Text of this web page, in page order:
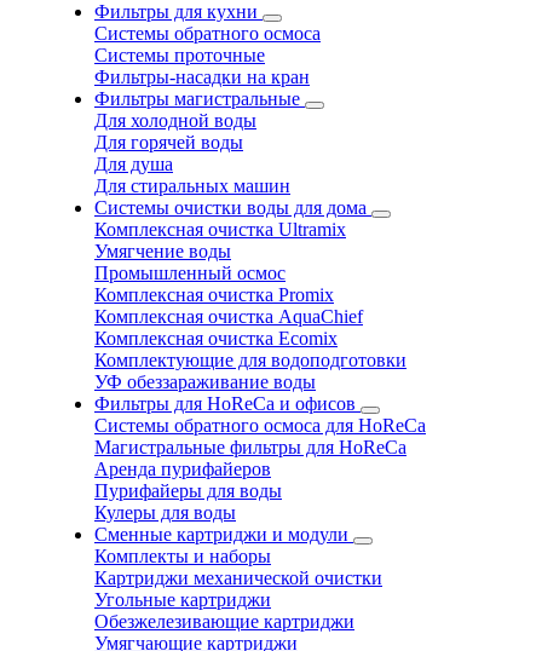
Фильтры для кухни
Системы обратного осмоса
Системы проточные
Фильтры-насадки на кран
Фильтры магистральные
Для холодной воды
Для горячей воды
Для душа
Для стиральных машин
Системы очистки воды для дома
Комплексная очистка Ultramix
Умягчение воды
Промышленный осмос
Комплексная очистка Promix
Комплексная очистка AquaChief
Комплексная очистка Ecomix
Комплектующие для водоподготовки
УФ обеззараживание воды
Фильтры для HoReCa и офисов
Системы обратного осмоса для HoReCa
Магистральные фильтры для HoReCa
Аренда пурифайеров
Пурифайеры для воды
Кулеры для воды
Сменные картриджи и модули
Комплекты и наборы
Картриджи механической очистки
Угольные картриджи
Обезжелезивающие картриджи
Умягчающие картриджи